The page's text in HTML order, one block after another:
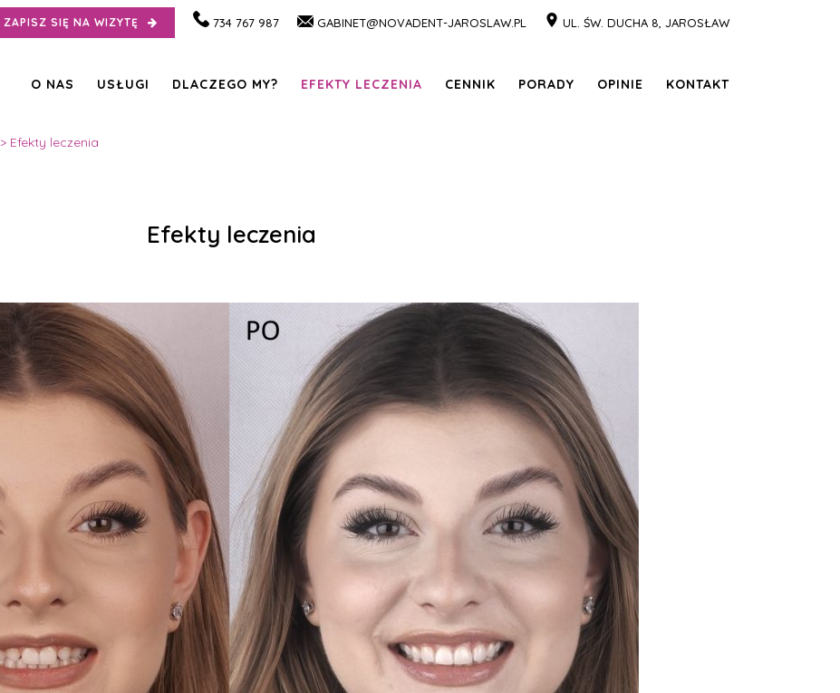
ZAPISZ SIĘ NA WIZYTĘ 734 767 987 GABINET@NOVADENT-JAROSLAW.PL UL. ŚW. DUCHA 8, JAROSŁAW
O NAS USŁUGI DLACZEGO MY? EFEKTY LECZENIA CENNIK PORADY OPINIE KONTAKT
> Efekty leczenia
Efekty leczenia